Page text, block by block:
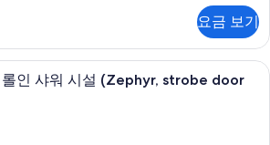
요금 보기
고급 침구, 필로우탑 침대, 객실 내 금고
롤인 샤워 시설 (Zephyr, strobe door